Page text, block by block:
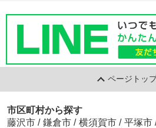
ページトッ
市区町村から探す
藤沢市 / 鎌倉市 / 横須賀市 / 平塚市